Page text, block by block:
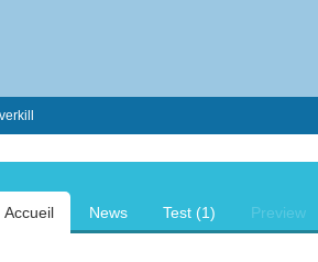
Accueil News Test (1) Preview